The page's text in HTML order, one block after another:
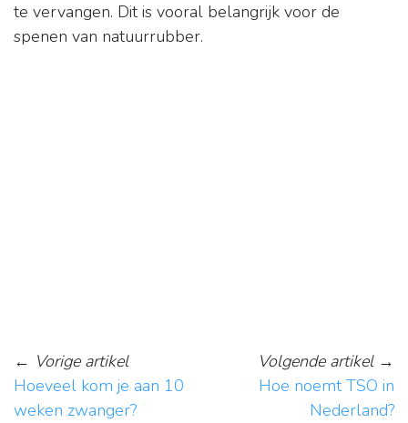
te vervangen. Dit is vooral belangrijk voor de
spenen van natuurrubber.
← Vorige artikel
Hoeveel kom je aan 10
weken zwanger?
Volgende artikel→
Hoe noemt TSO in
Nederland?